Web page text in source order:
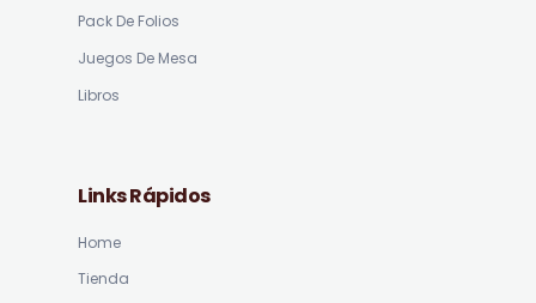
Pack De Folios
Juegos De Mesa
Libros
Links Rápidos
Home
Tienda